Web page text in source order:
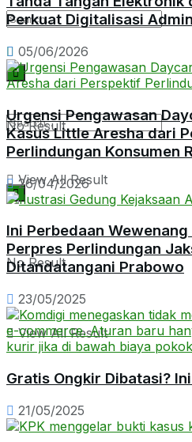
No Result
View All Result
No Result
View All Result
Perkuat Digitalisasi
05/06/2026
Urgensi Pengawasan
Kasus Little Aresha dari
Perlindungan Konsumen
26/04/2026
Ini Perbedaan
Perpres Perlindungan
Ditandatangani Prabowo
23/05/2025
Gratis Ongkir Dibatasi?
21/05/2025